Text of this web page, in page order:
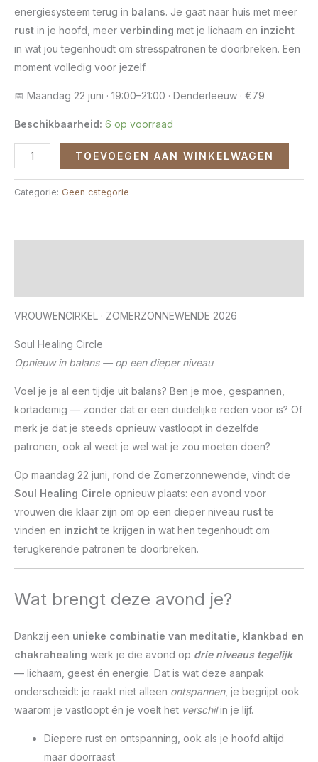
energiesysteem terug in balans. Je gaat naar huis met meer
rust in je hoofd, meer verbinding met je lichaam en inzicht
in wat jou tegenhoudt om stresspatronen te doorbreken. Een
moment volledig voor jezelf.
📅 Maandag 22 juni · 19:00–21:00 · Denderleeuw · €79
Beschikbaarheid: 6 op voorraad
TOEVOEGEN AAN WINKELWAGEN
Categorie: Geen categorie
VROUWENCIRKEL · ZOMERZONNEWENDE 2026
Soul Healing Circle
Opnieuw in balans — op een dieper niveau
Voel je je al een tijdje uit balans? Ben je moe, gespannen,
kortademig — zonder dat er een duidelijke reden voor is? Of
merk je dat je steeds opnieuw vastloopt in dezelfde
patronen, ook al weet je wel wat je zou moeten doen?
Op maandag 22 juni, rond de Zomerzonnewende, vindt de
Soul Healing Circle opnieuw plaats: een avond voor
vrouwen die klaar zijn om op een dieper niveau rustte
vinden en inzichtte krijgen in wat hen tegenhoudt om
terugkerende patronen te doorbreken.
Wat brengt deze avond je?
Dankzij een unieke combinatie van meditatie, klankbad en
chakrahealing werk je die avond op drie niveaus tegelijk
— lichaam, geest én energie. Dat is wat deze aanpak
onderscheidt: je raakt niet alleen ontspannen, je begrijpt ook
waarom je vastloopt én je voelt het verschilin je lijf.
Diepere rust en ontspanning, ook als je hoofd altijd
maar doorraast